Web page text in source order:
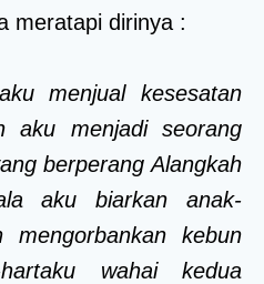
meratapi dirinya :
menjual kesesatan
aku menjadi seorang
berperang Alangkah
aku biarkan anak-
kebun
wahai kedua